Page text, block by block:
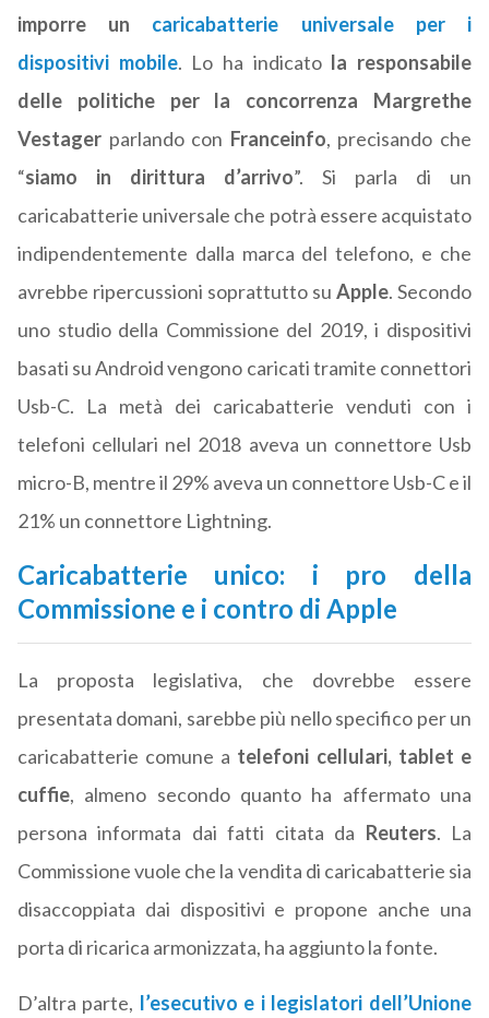
imporre un caricabatterie universale per i
dispositivi mobile. Lo ha indicato la responsabile
delle politiche per la concorrenza Margrethe
Vestagerparlando con Franceinfo, precisando che
“siamo in dirittura d’arrivo”. Si parla di un
caricabatterie universale che potrà essere acquistato
indipendentemente dalla marca del telefono, e che
avrebbe ripercussioni soprattutto su Apple. Secondo
uno studio della Commissione del 2019, i dispositivi
basati su Android vengono caricati tramite connettori
Usb-C. La metà dei caricabatterie venduti con i
telefoni cellulari nel 2018 aveva un connettore Usb
micro-B, mentre il 29% aveva un connettore Usb-C e il
21% un connettore Lightning.
Caricabatterie unico: i pro della
Commissione e i contro di Apple
La proposta legislativa, che dovrebbe essere
presentata domani, sarebbe più nello specifico per un
caricabatterie comune a telefoni cellulari, tablet e
cuffie, almeno secondo quanto ha affermato una
persona informata dai fatti citata da Reuters. La
Commissione vuole che la vendita di caricabatterie sia
disaccoppiata dai dispositivi e propone anche una
porta di ricarica armonizzata, ha aggiunto la fonte.
D’altra parte, l’esecutivo e i legislatori dell’Unione